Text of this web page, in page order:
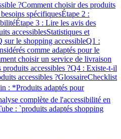
?Comment choisir des produits
spécifiquesÉtape 2 :
Étape 3 : Lire les avis des
accessiblesStatistiques et
sur le shopping accessibleQ1 :
comme adaptés pour le
choisir un service de livraison
accessibles ?Q4 : Existe-t-il
accessibles ?GlossaireChecklist
: *Produits adaptés pour
complète de l'accessibilité en
: `produits adaptés shopping